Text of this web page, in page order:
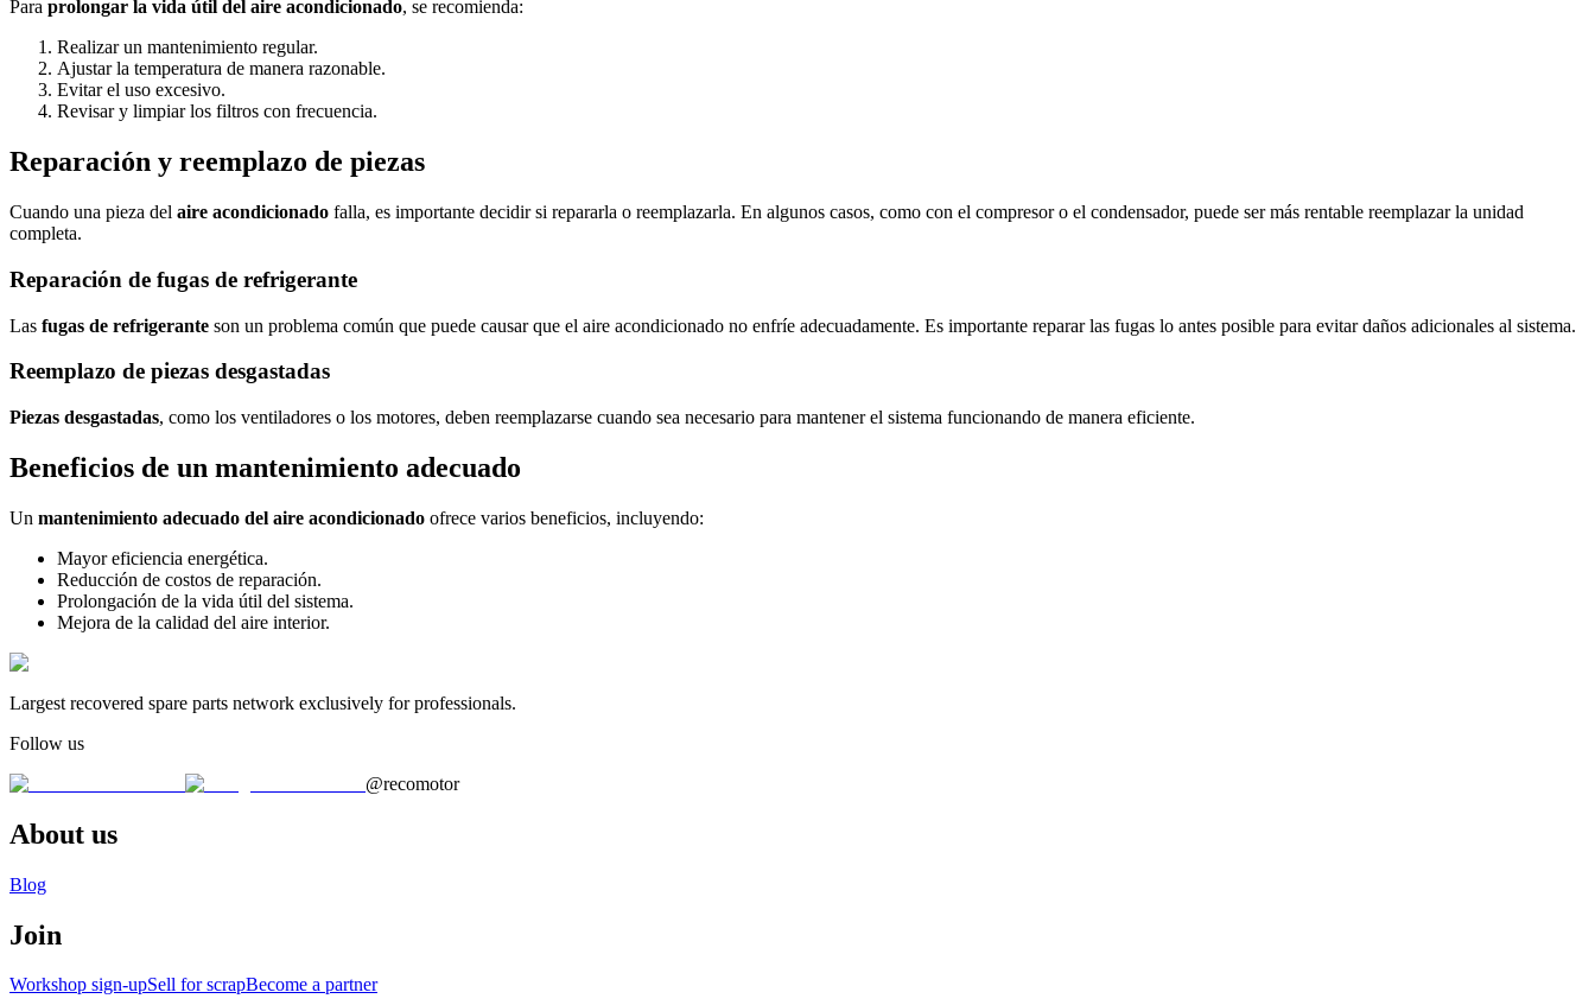
Para prolongar la vida útil del aire acondicionado, se recomienda:
Realizar un mantenimiento regular.
Ajustar la temperatura de manera razonable.
Evitar el uso excesivo.
Revisar y limpiar los filtros con frecuencia.
Reparación y reemplazo de piezas
Cuando una pieza del aire acondicionado falla, es importante decidir si repararla o reemplazarla. En algunos casos, como con el compresor o el condensador, puede ser más rentable reemplazar la unidad
completa.
Reparación de fugas de refrigerante
Las fugas de refrigerante son un problema común que puede causar que el aire acondicionado no enfríe adecuadamente. Es importante reparar las fugas lo antes posible para evitar daños adicionales al sistema.
Reemplazo de piezas desgastadas
Piezas desgastadas, como los ventiladores o los motores, deben reemplazarse cuando sea necesario para mantener el sistema funcionando de manera eficiente.
Beneficios de un mantenimiento adecuado
Un mantenimiento adecuado del aire acondicionado ofrece varios beneficios, incluyendo:
Mayor eficiencia energética.
Reducción de costos de reparación.
Prolongación de la vida útil del sistema.
Mejora de la calidad del aire interior.
Largest recovered spare parts network exclusively for professionals.
Follow us
@recomotor
About us
Blog
Join
Workshop sign-upSell for scrapBecome a partner